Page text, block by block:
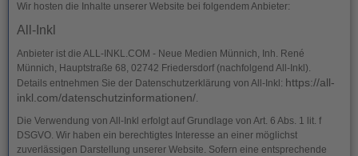
Wir hosten die Inhalte unserer Website bei folgendem Anbieter:
All-Inkl
Anbieter ist die ALL-INKL.COM - Neue Medien Münnich, Inh. René
Münnich, Hauptstraße 68, 02742 Friedersdorf (nachfolgend All-Inkl).
Details entnehmen Sie der Datenschutzerklärung von All-Inkl: https://all-
inkl.com/datenschutzinformationen/.
Die Verwendung von All-Inkl erfolgt auf Grundlage von Art. 6 Abs. 1 lit. f
DSGVO. Wir haben ein berechtigtes Interesse an einer möglichst
zuverlässigen Darstellung unserer Website. Sofern eine entsprechende